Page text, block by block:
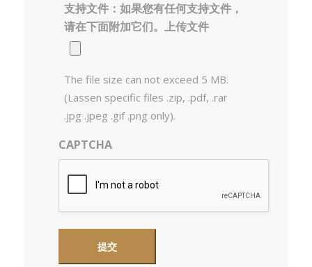
支持文件：如果您有任何支持文件，
请在下面附加它们。上传文件
The file size can not exceed 5 MB.
(Lassen specific files .zip, .pdf, .rar
.jpg .jpeg .gif .png only).
CAPTCHA